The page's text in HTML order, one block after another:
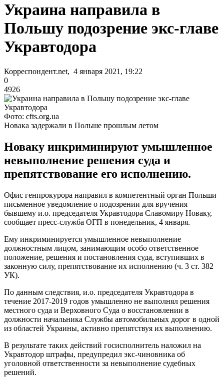
Украина направила в
Польшу подозрение экс-главе
Укравтодора
Корреспондент.net, 4 января 2021, 19:22
0
4926
Фото: cfts.org.ua
Новака задержали в Польше прошлым летом
Новаку инкриминируют умышленное
невыполнение решения суда и
препятствование его исполнению.
Офис генпрокурора направил в компетентный орган Польши
письменное уведомление о подозрении для вручения
бывшему и.о. председателя Укравтодора Славомиру Новаку,
сообщает пресс-служба ОГП в понедельник, 4 января.
Ему инкриминируется умышленное невыполнение
должностным лицом, занимающим особо ответственное
положение, решения и постановления суда, вступивших в
законную силу, препятствование их исполнению (ч. 3 ст. 382
УК).
По данным следствия, и.о. председателя Укравтодора в
течение 2017-2019 годов умышленно не выполнял решения
местного суда и Верховного Суда о восстановлении в
должности начальника Службы автомобильных дорог в одной
из областей Украины, активно препятствуя их выполнению.
В результате таких действий госисполнитель наложил на
Укравтодор штрафы, предупредил экс-чиновника об
уголовной ответственности за невыполнение судебных
решений.